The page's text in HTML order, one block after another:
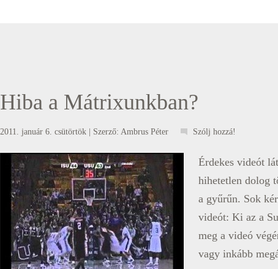
Hiba a Mátrixunkban?
2011. január 6. csütörtök| Szerző: Ambrus Péter Szólj hozzá!
Érdekes videót
hihetetlen dolog
a gyűrűn. Sok
videót: Ki az a
meg a videó
vagy inkább